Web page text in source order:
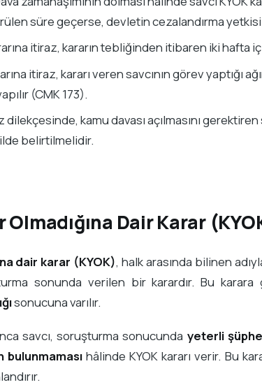
süre geçerse, devletin cezalandırma
itiraz, kararın tebliğinden itibaren iki hafta
itiraz, kararı veren savcının görev yaptığı
(CMK 173).
dilekçesinde, kamu davası açılmasını
belirtilmelidir.
Dair Karar
dair karar (KYOK), halk arasında bilinen
sonunda verilen bir karardır. Bu
sonucuna varılır.
savcı, soruşturma sonucunda yeterli
bulunmaması hâlinde KYOK kararı verir. Bu